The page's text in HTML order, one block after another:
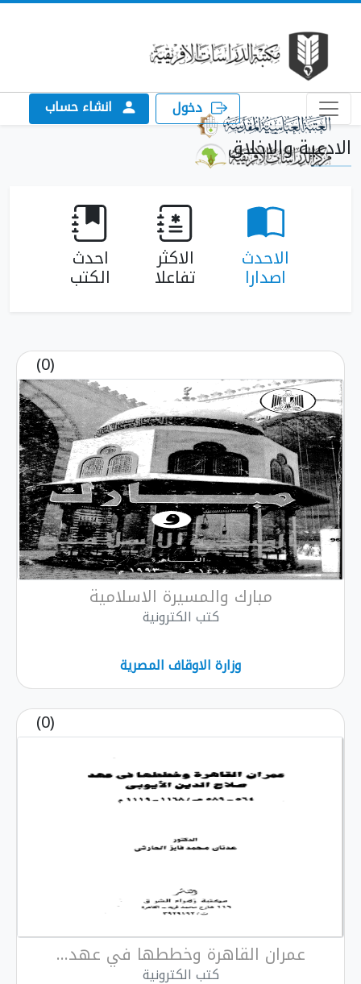
دخول انشاء حساب
الادعية والاخلاق
الاحدث
اصدارا
الاكثر
تفاعلا
احدث
الكتب
(0)
مبارك والمسيرة الاسلامية
كتب الكترونية
وزارة الاوقاف المصرية
(0)
عمران القاهرة وخططها في عهد...
كتب الكترونية